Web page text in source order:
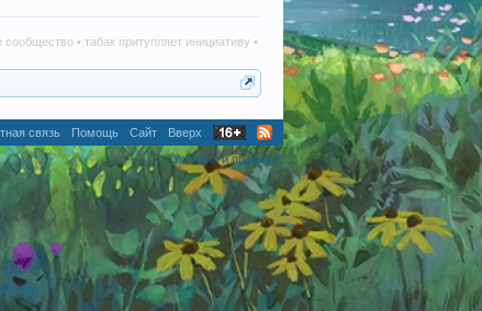
• табак притупляет инициативу • алкоголь наносит вред в любом количестве
связь Помощь Сайт
Вверх
Условия и правила